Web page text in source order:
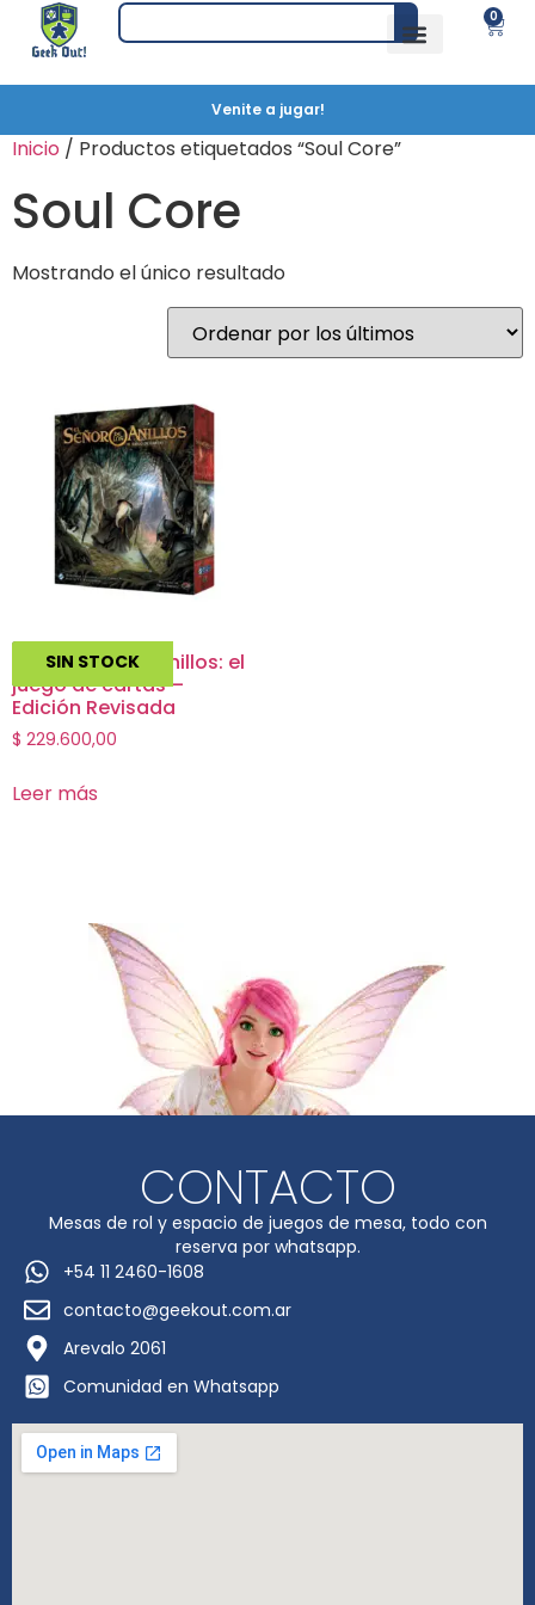
0
Venite a jugar!
Inicio / Productos etiquetados “Soul Core”
Soul Core
Mostrando el único resultado
SIN STOCK
El Señor de los Anillos: el
juego de cartas –
Edición Revisada
$ 229.600,00
Leer más
CONTACTO
Mesas de rol y espacio de juegos de mesa, todo con
reserva por whatsapp.
+54 11 2460-1608
contacto@geekout.com.ar
Arevalo 2061
Comunidad en Whatsapp